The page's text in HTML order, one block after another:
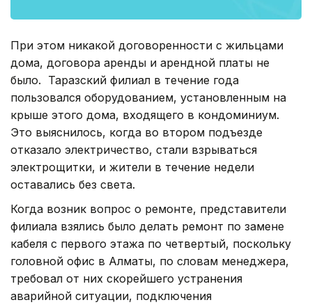
При этом никакой договоренности с жильцами
дома, договора аренды и арендной платы не
было. Таразский филиал в течение года
пользовался оборудованием, установленным на
крыше этого дома, входящего в кондоминиум.
Это выяснилось, когда во втором подъезде
отказало электричество, стали взрываться
электрощитки, и жители в течение недели
оставались без света.
Когда возник вопрос о ремонте, представители
филиала взялись было делать ремонт по замене
кабеля с первого этажа по четвертый, поскольку
головной офис в Алматы, по словам менеджера,
требовал от них скорейшего устранения
аварийной ситуации, подключения